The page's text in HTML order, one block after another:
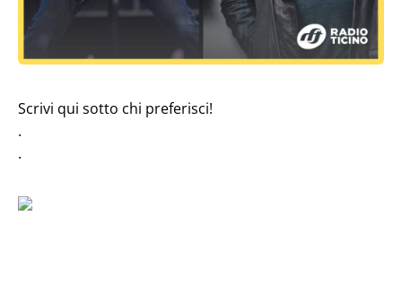
Scrivi qui sotto chi preferisci!
.
.